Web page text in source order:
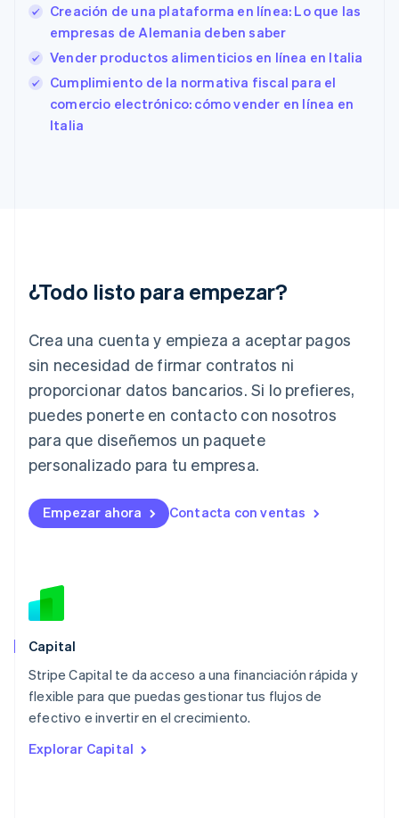
Creación de una plataforma en línea: Lo que las
empresas de Alemania deben saber
Vender productos alimenticios en línea en Italia
Cumplimiento de la normativa fiscal para el
comercio electrónico: cómo vender en línea en
Italia
¿Todo listo para empezar?
Crea una cuenta y empieza a aceptar pagos
sin necesidad de firmar contratos ni
proporcionar datos bancarios. Si lo prefieres,
puedes ponerte en contacto con nosotros
para que diseñemos un paquete
personalizado para tu empresa.
Empezar ahora Contacta con ventas
Capital
Stripe Capital te da acceso a una financiación rápida y
flexible para que puedas gestionar tus flujos de
efectivo e invertir en el crecimiento.
Explorar Capital
Estados Unidos
EnglishEspañol简体中文
English
Finlandia
EnglishSvenska
Francia
Irlanda
Italia
English
Japón
日本語English
Letonia
Liechtenstein
DeutschEnglish
English
Luxemburgo
Malta
México
Español
English
Nueva Zelandia
English
NederlandsEnglish